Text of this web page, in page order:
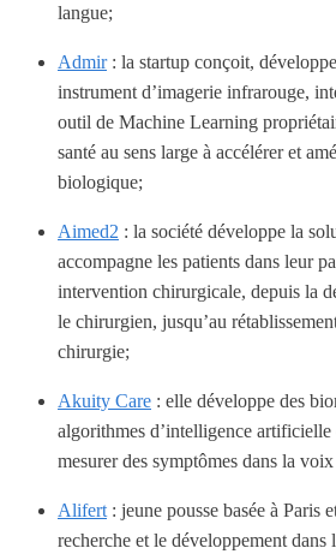
langue;
Admir: la startup conçoit,
instrument d’imagerie infrarouge,
outil de Machine Learning
santé au sens large à accélérer et
biologique;​
Aimed2 : la société développe la
accompagne les patients dans leur
intervention chirurgicale, depuis la
le chirurgien, jusqu’au
chirurgie;
Akuity Care : elle développe des
algorithmes d’intelligence artificielle
mesurer des symptômes dans la
Alifert : jeune pousse basée à Paris
recherche et le développement